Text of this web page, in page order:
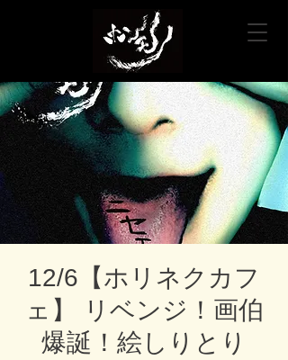
12/6【ホリネクカフ
ェ】 リベンジ！画伯
爆誕！絵しりとり